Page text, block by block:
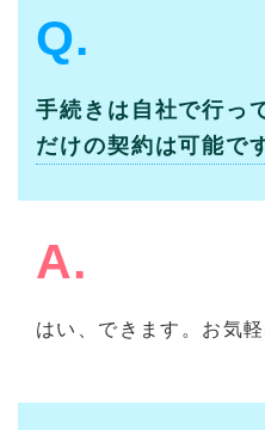
Q.
手続きは自社で行っ
だけの契約は可能で
A.
はい、できます。お気